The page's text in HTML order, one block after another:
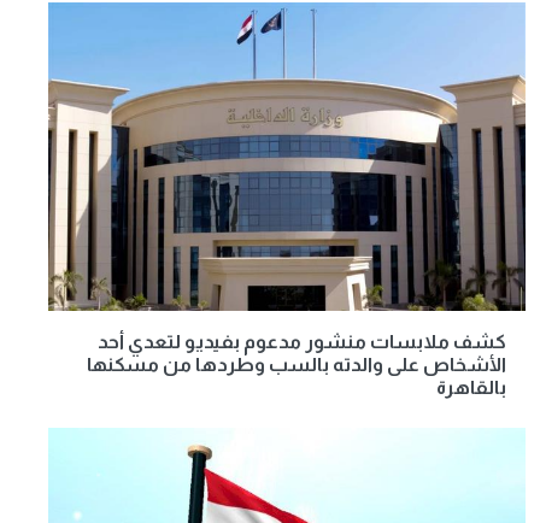
كشف ملابسات منشور مدعوم بفيديو لتعدي أحد
الأشخاص على والدته بالسب وطردها من مسكنها
بالقاهرة